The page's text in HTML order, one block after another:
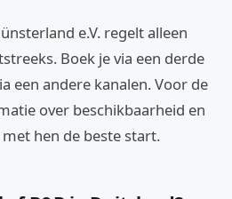
e.V. regelt alleen
Boek je via een derde
een andere kanalen. Voor de
over beschikbaarheid en
hen de beste start.